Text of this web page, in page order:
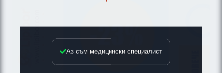
Аз съм медицински специалист